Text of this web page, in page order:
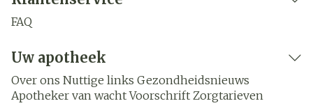
FAQ
Uw apotheek
Over ons Nuttige links Gezondheidsnieuws
Apotheker van wacht Voorschrift Zorgtarieven